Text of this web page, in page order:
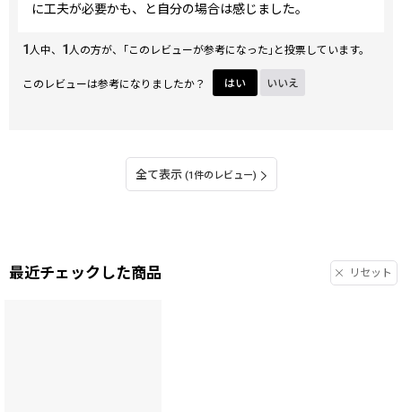
に工夫が必要かも、と自分の場合は感じました。
1 人中、 1 人の方が、｢このレビューが参考になった｣と投票しています。
このレビューは参考になりましたか？ はい いいえ
全て表示 (1件のレビュー)
最近チェックした商品 リセット